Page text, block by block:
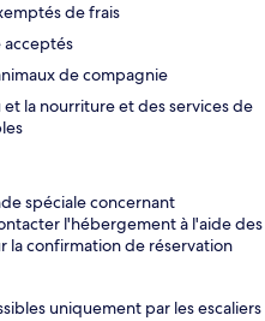
de frais
acceptés
de compagnie
la nourriture et des services de
spéciale concernant
l'hébergement à l'aide des
la confirmation de réservation
uniquement par les escaliers